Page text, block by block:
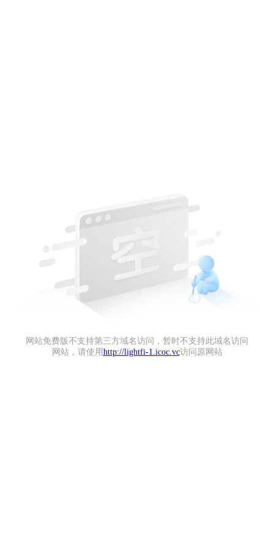
网站免费版不支持第三方域名访问，暂时不支持此域名访问
网站，请使用 http://lightfi-1.icoc.vc访问原网站